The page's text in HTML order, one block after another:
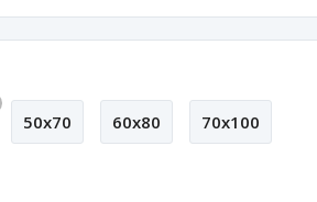
50x70 60x80 70x100